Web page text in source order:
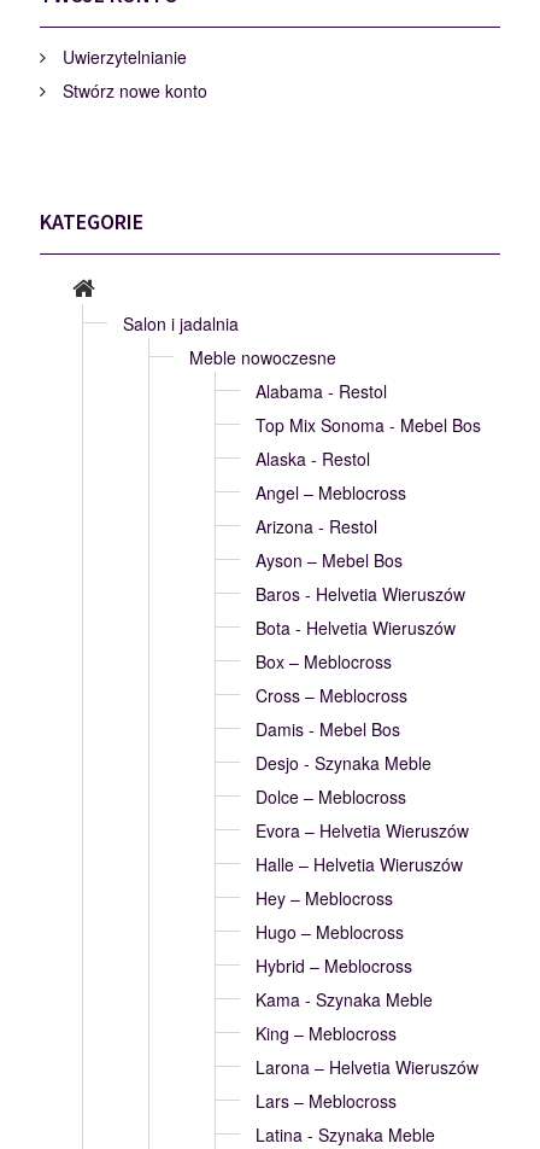
Uwierzytelnianie
Stwórz nowe konto
KATEGORIE
Salon i jadalnia
Meble nowoczesne
Alabama - Restol
Top Mix Sonoma - Mebel Bos
Alaska - Restol
Angel – Meblocross
Arizona - Restol
Ayson – Mebel Bos
Baros - Helvetia Wieruszów
Bota - Helvetia Wieruszów
Box – Meblocross
Cross – Meblocross
Damis - Mebel Bos
Desjo - Szynaka Meble
Dolce – Meblocross
Evora – Helvetia Wieruszów
Halle – Helvetia Wieruszów
Hey – Meblocross
Hugo – Meblocross
Hybrid – Meblocross
Kama - Szynaka Meble
King – Meblocross
Larona – Helvetia Wieruszów
Lars – Meblocross
Latina - Szynaka Meble